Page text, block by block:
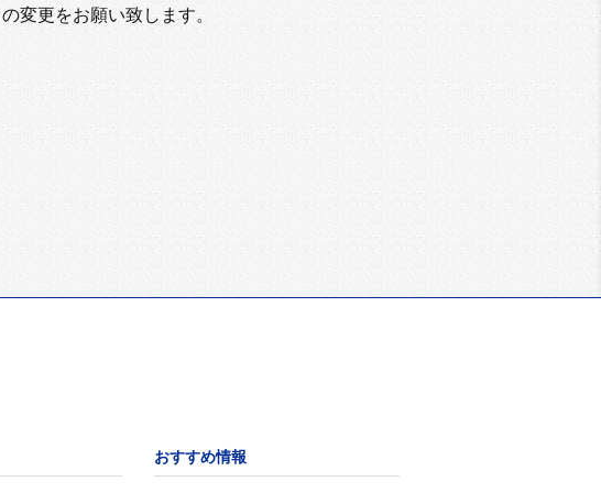
変更をお願い致します。
おすすめ情報